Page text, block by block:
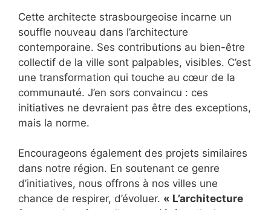
Cette architecte strasbourgeoise incarne un
souffle nouveau dans l’architecture
contemporaine. Ses contributions au bien-être
collectif de la ville sont palpables, visibles. C’est
une transformation qui touche au cœur de la
communauté. J’en sors convaincu : ces
initiatives ne devraient pas être des exceptions,
mais la norme.
Encourageons également des projets similaires
dans notre région. En soutenant ce genre
d’initiatives, nous offrons à nos villes une
chance de respirer, d’évoluer. « L’architecture